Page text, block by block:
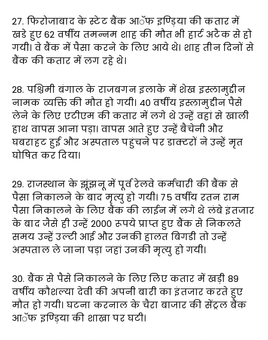
27. फिरोजाबाद के स्टेट बैंक आॅफ इण्ड़िया की कतार में
खडे हुए 62 वर्षीय तमन्नम शाह की मौत भी हार्ट अटैक से हो
गयी। वे बैंक में पैसा करने के लिए आये थे। शाह तीन दिनों से
बैंक की कतार में लग रहे थे।
28. पश्चिमी बंगाल के राजबगन इलाके में शेख इस्लामुद्दीन
नामक व्यक्ति की मौत हो गयी। 40 वर्षीय इस्लामुद्दीन पैसे
लेने के लिए एटीएम की कतार में लगे थे उन्हें वहां से खाली
हाथ वापस आना पड़ा। वापस आते हुए उन्हें बैचेनी और
घबराहट हुई और अस्पताल पहुंचने पर डाक्टरों ने उन्हें मृत
घोषित कर दिया।
29. राजस्थान के झूंझनू में पूर्व रेलवे कर्मचारी की बैंक से
पैसा निकालने के बाद मृत्यु हो गयी। 75 वर्षीय रतन राम
पैसा निकालने के लिए बैंक की लाईन में लगे थे लंबे इंतजार
के बाद जैसे ही उन्हें 2000 रूपये प्राप्त हुए बैंक से निकलते
समय उन्हें उल्टी आई और उनकी हालत बिगडी तो उन्हें
अस्पताल ले जाना पड़ा जहां उनकी मृत्यु हो गयी।
30. बैंक से पैसे निकालने के लिए लिए कतार में खड़ी 89
वर्षीय कौशल्या देवी की अपनी बारी का इंतजार करते हुए
मौत हो गयी। घटना करनाल के चैरा बाजार की सेंट्रल बैंक
आॅफ इण्ड़िया की शाखा पर घटी।